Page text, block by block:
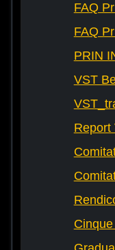
FAQ
FAQ
PRIN
VST
Report